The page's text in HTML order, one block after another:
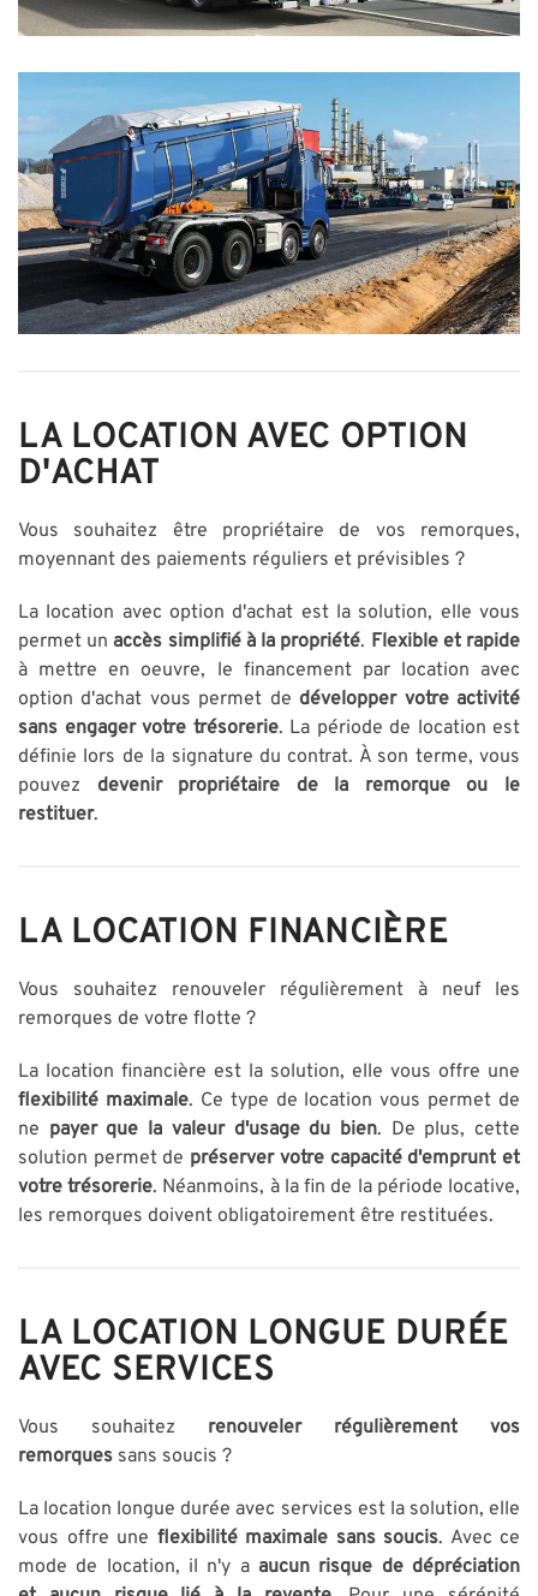
LA LOCATION AVEC OPTION
D'ACHAT
Vous souhaitez être propriétaire de vos remorques,
moyennant des paiements réguliers et prévisibles ?
La location avec option d'achat est la solution, elle vous
permet un accès simplifié à la propriété. Flexible et rapide
à mettre en oeuvre, le financement par location avec
option d'achat vous permet dedévelopper votre activité
sans engager votre trésorerie. La période de location est
définie lors de la signature du contrat. À son terme, vous
pouvez devenir propriétaire de la remorque ou le
restituer.
LA LOCATION FINANCIÈRE
Vous souhaitez renouveler régulièrement à neuf les
remorques de votre flotte ?
La location financière est la solution, elle vous offre une
flexibilité maximale. Ce type de location vous permet de
ne payer que la valeur d'usage du bien. De plus, cette
solution permet de préserver votre capacité d'emprunt et
votre trésorerie. Néanmoins, à la fin de la période locative,
les remorques doivent obligatoirement être restituées.
LA LOCATION LONGUE DURÉE
AVEC SERVICES
Vous souhaitez renouveler régulièrement vos
remorques sans soucis ?
La location longue durée avec services est la solution, elle
vous offre une flexibilité maximale sans soucis. Avec ce
mode de location, il n'y a aucun risque de dépréciation